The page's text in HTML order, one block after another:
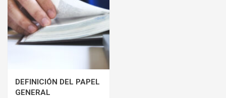
DEFINICIÓN DEL PAPEL
GENERAL